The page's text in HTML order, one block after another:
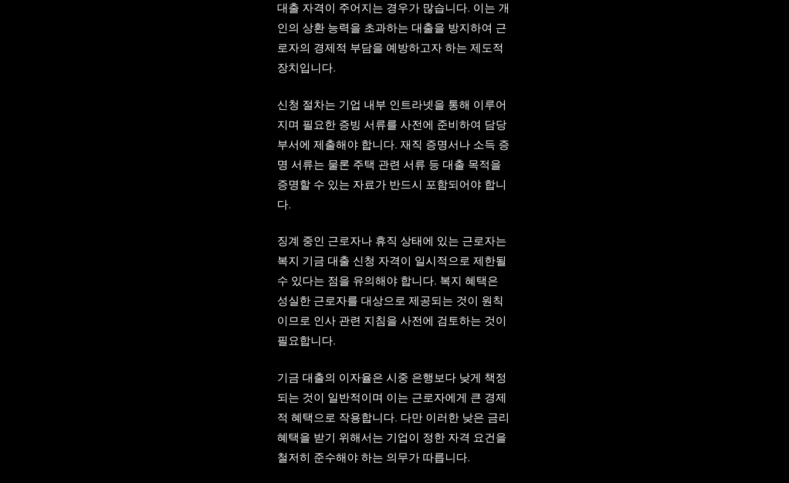
대출 자격이 주어지는 경우가 많습니다. 이는 개
인의 상환 능력을 초과하는 대출을 방지하여 근
로자의 경제적 부담을 예방하고자 하는 제도적
장치입니다.
신청 절차는 기업 내부 인트라넷을 통해 이루어
지며 필요한 증빙 서류를 사전에 준비하여 담당
부서에 제출해야 합니다. 재직 증명서나 소득 증
명 서류는 물론 주택 관련 서류 등 대출 목적을
증명할 수 있는 자료가 반드시 포함되어야 합니
다.
징계 중인 근로자나 휴직 상태에 있는 근로자는
복지 기금 대출 신청 자격이 일시적으로 제한될
수 있다는 점을 유의해야 합니다. 복지 혜택은
성실한 근로자를 대상으로 제공되는 것이 원칙
이므로 인사 관련 지침을 사전에 검토하는 것이
필요합니다.
기금 대출의 이자율은 시중 은행보다 낮게 책정
되는 것이 일반적이며 이는 근로자에게 큰 경제
적 혜택으로 작용합니다. 다만 이러한 낮은 금리
혜택을 받기 위해서는 기업이 정한 자격 요건을
철저히 준수해야 하는 의무가 따릅니다.